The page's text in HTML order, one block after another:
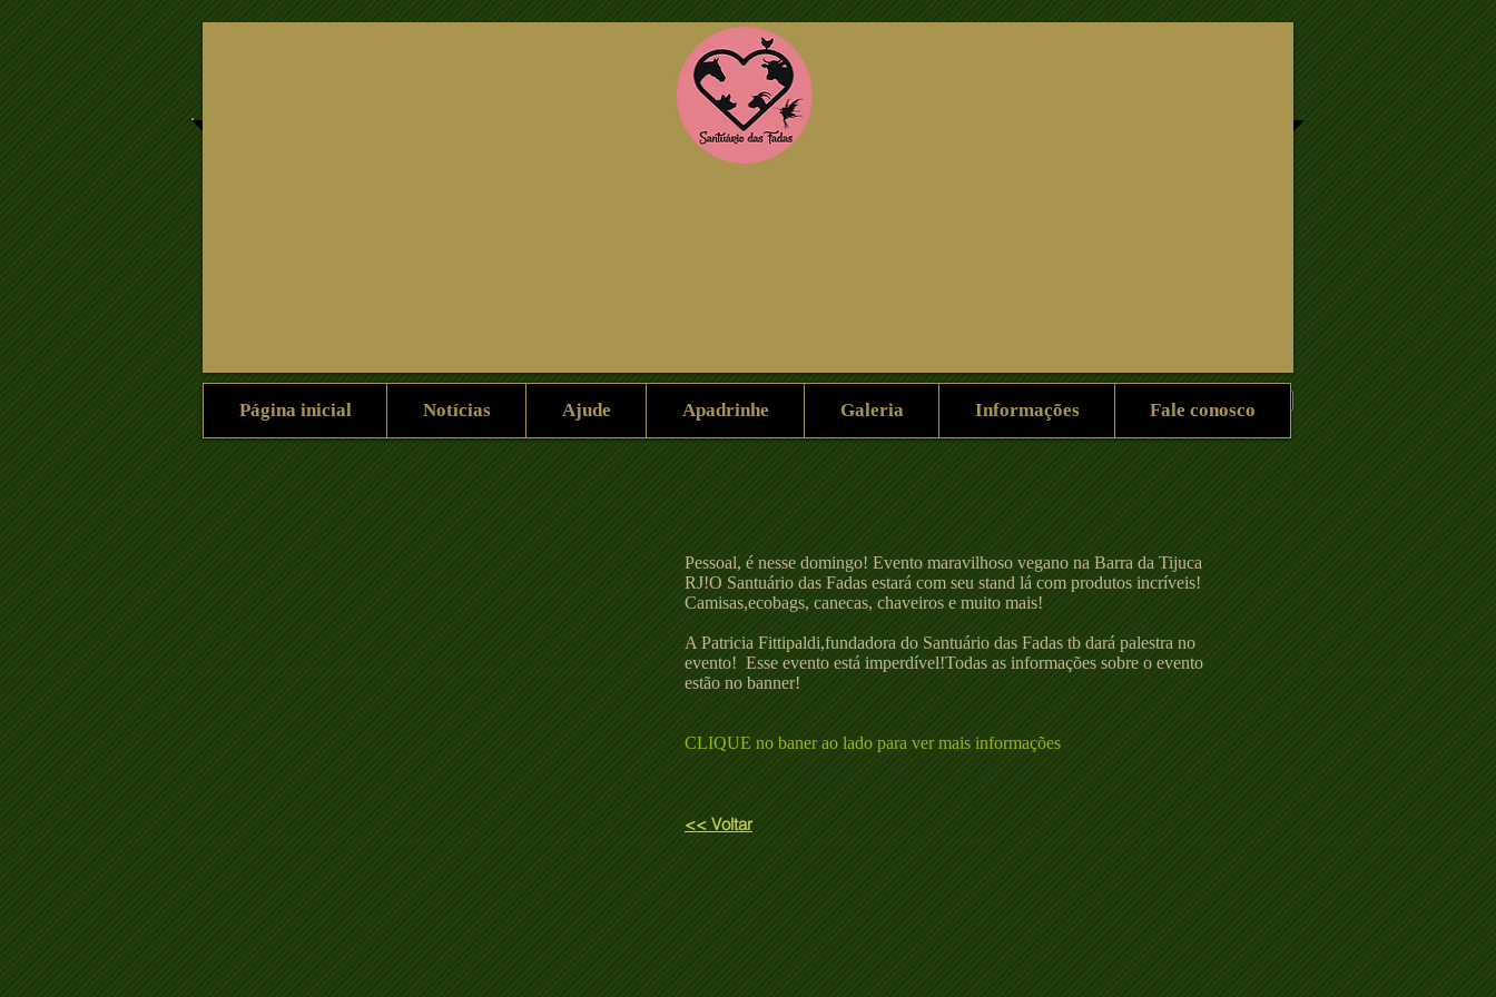
Home
Home News Help Us Sponsorship Gallery Information Contact Us
Página inicial Notícias Ajude Apadrinhe Galeria Informações Fale conosco
Pessoal, é nesse domingo! Evento maravilhoso vegano na Barra da Tijuca
RJ!O Santuário das Fadas estará com seu stand lá com produtos incríveis!
Camisas,ecobags, canecas, chaveiros e muito mais!
A Patricia Fittipaldi,fundadora do Santuário das Fadas tb dará palestra no
evento! Esse evento está imperdível!Todas as informações sobre o evento
estão no banner!
CLIQUE no baner ao lado para ver mais informações
<< Voltar